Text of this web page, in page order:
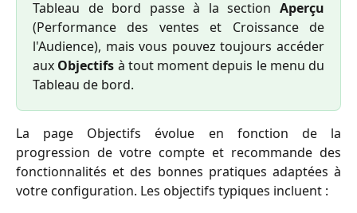
Tableau de bord passe à la section Aperçu
(Performance des ventes et Croissance de
l'Audience), mais vous pouvez toujours accéder
aux Objectifs à tout moment depuis le menu du
Tableau de bord.
La page Objectifs évolue en fonction de la
progression de votre compte et recommande des
fonctionnalités et des bonnes pratiques adaptées à
votre configuration. Les objectifs typiques incluent :